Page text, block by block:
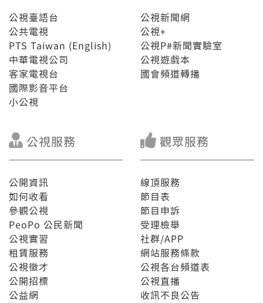
公視臺語台
公共電視
PTS Taiwan (English)
中華電視公司
客家電視台
國際影音平台
小公視
公視新聞網
公視+
公視P#新聞實驗室
公視遊戲本
國會頻道轉播
公視服務
公開資訊
如何收看
參觀公視
PeoPo 公民新聞
公視實習
租賃服務
公視徵才
公開招標
公益網
觀眾服務
線頂服務
節目表
節目申訴
受理檢舉
社群/APP
網站服務條款
公視各台頻道表
公視直播
收訊不良公告